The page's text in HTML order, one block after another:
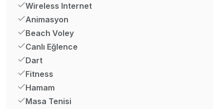
Wireless Internet
Animasyon
Beach Voley
Canlı Eğlence
Dart
Fitness
Hamam
Masa Tenisi